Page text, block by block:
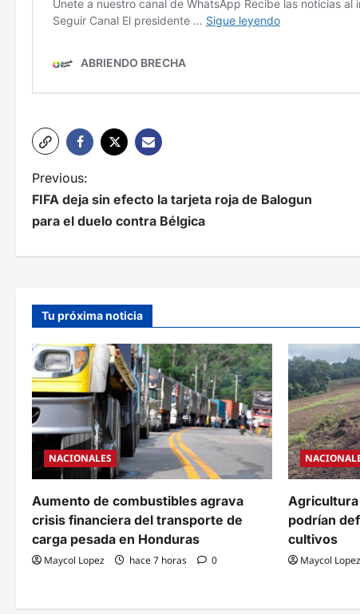
N
a
a
c
i
ó
n
d
e
e
n
Previous:
FIFA deja sin efecto la tarjeta roja de Balogun
para el duelo contra Bélgica
Tu próxima noticia
NACIONALES
Aumento de combustibles agrava
crisis financiera del transporte de
carga pesada en Honduras
Maycol Lopez hace 7 horas 0
Agricultura
podrían
cultivos
Maycol Lopez